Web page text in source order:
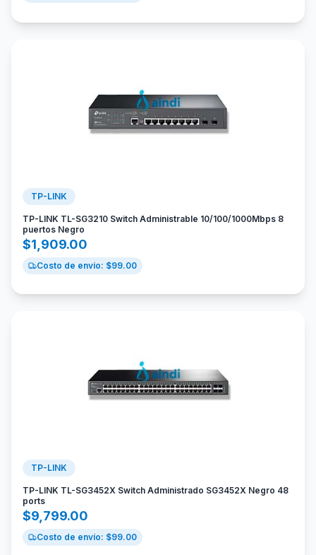
TP-LINK
TP-LINK TL-SG3210 Switch Administrable 10/100/1000Mbps 8
puertos Negro
$1,909.00
Costo de envío: $99.00
TP-LINK
TP-LINK TL-SG3452X Switch Administrado SG3452X Negro 48
ports
$9,799.00
Costo de envío: $99.00